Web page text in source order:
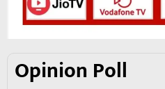
Opinion Poll